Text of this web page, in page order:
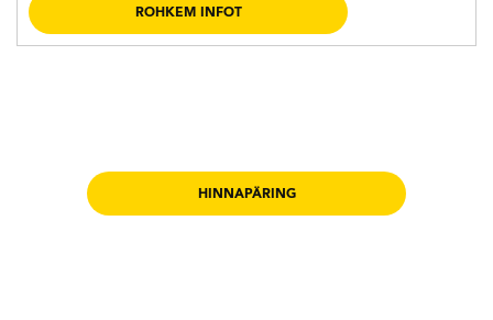
ROHKEM INFOT
HINNAPÄRING